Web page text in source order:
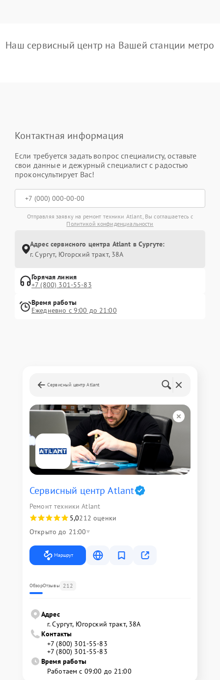
Наш сервисный центр на Вашей станции метро
Контактная информация
Если требуется задать вопрос специалисту, оставьте
свои данные и дежурный специалист с радостью
проконсультирует Вас!
Отправляя заявку на ремонт техники Atlant, Вы соглашаетесь с
Политикой конфиденциальности
Адрес сервисного центра Atlant в Сургуте:
г. Сургут, Югорский тракт, 38А
Горячая линия
+7 (800) 301-55-83
Время работы
Ежедневно с 9:00 до 21:00
Сервисный центр Atlant
Сервисный центр Atlant
Ремонт техники Atlant
5,0212 оценки
Открыто до 21:00
Маршрут
ОбзорОтзывы 212
Адрес
г. Сургут, Югорский тракт, 38А
Контакты
+7 (800) 301-55-83
+7 (800) 301-55-83
Время работы
Работаем с 09:00 до 21:00